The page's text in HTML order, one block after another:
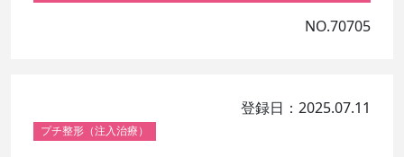
NO.70705
登録日：2025.07.11
プチ整形（注入治療）